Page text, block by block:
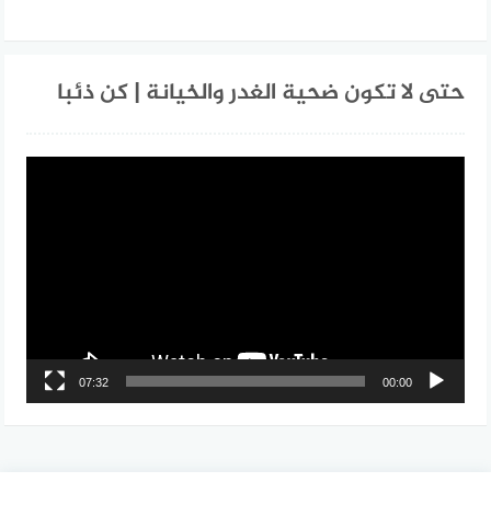
حتى لا تكون ضحية الغدر والخيانة | كن ذئبا
00:00
07:32